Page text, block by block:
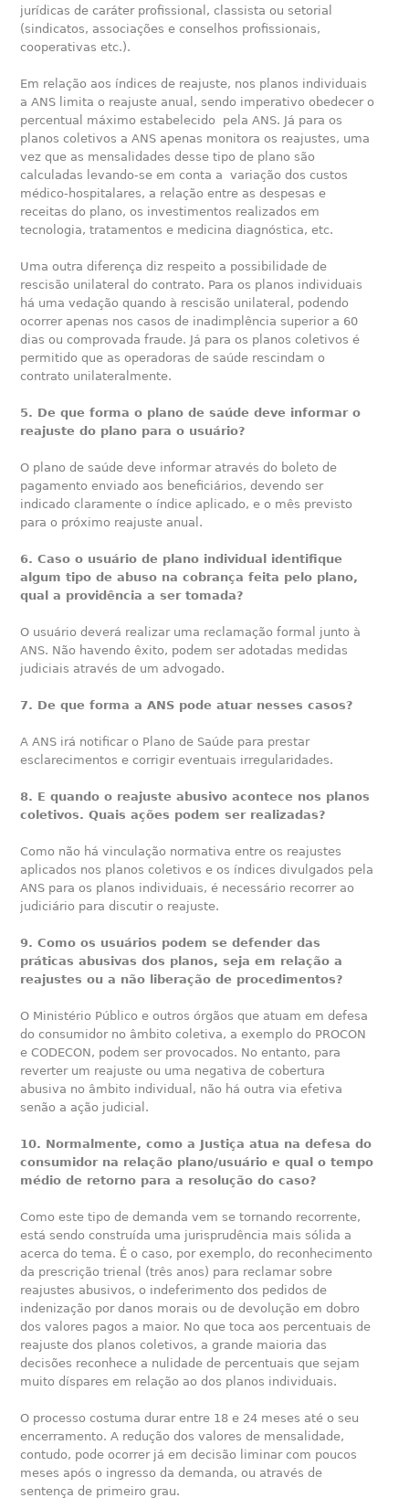
jurídicas de caráter profissional, classista ou setorial
(sindicatos, associações e conselhos profissionais,
cooperativas etc.).
Em relação aos índices de reajuste, nos planos individuais
a ANS limita o reajuste anual, sendo imperativo obedecer o
percentual máximo estabelecido pela ANS. Já para os
planos coletivos a ANS apenas monitora os reajustes, uma
vez que as mensalidades desse tipo de plano são
calculadas levando-se em conta a variação dos custos
médico-hospitalares, a relação entre as despesas e
receitas do plano, os investimentos realizados em
tecnologia, tratamentos e medicina diagnóstica, etc.
Uma outra diferença diz respeito a possibilidade de
rescisão unilateral do contrato. Para os planos individuais
há uma vedação quando à rescisão unilateral, podendo
ocorrer apenas nos casos de inadimplência superior a 60
dias ou comprovada fraude. Já para os planos coletivos é
permitido que as operadoras de saúde rescindam o
contrato unilateralmente.
5. De que forma o plano de saúde deve informar o
reajuste do plano para o usuário?
O plano de saúde deve informar através do boleto de
pagamento enviado aos beneficiários, devendo ser
indicado claramente o índice aplicado, e o mês previsto
para o próximo reajuste anual.
6. Caso o usuário de plano individual identifique
algum tipo de abuso na cobrança feita pelo plano,
qual a providência a ser tomada?
O usuário deverá realizar uma reclamação formal junto à
ANS. Não havendo êxito, podem ser adotadas medidas
judiciais através de um advogado.
7. De que forma a ANS pode atuar nesses casos?
A ANS irá notificar o Plano de Saúde para prestar
esclarecimentos e corrigir eventuais irregularidades.
8. E quando o reajuste abusivo acontece nos planos
coletivos. Quais ações podem ser realizadas?
Como não há vinculação normativa entre os reajustes
aplicados nos planos coletivos e os índices divulgados pela
ANS para os planos individuais, é necessário recorrer ao
judiciário para discutir o reajuste.
9. Como os usuários podem se defender das
práticas abusivas dos planos, seja em relação a
reajustes ou a não liberação de procedimentos?
O Ministério Público e outros órgãos que atuam em defesa
do consumidor no âmbito coletiva, a exemplo do PROCON
e CODECON, podem ser provocados. No entanto, para
reverter um reajuste ou uma negativa de cobertura
abusiva no âmbito individual, não há outra via efetiva
senão a ação judicial.
10. Normalmente, como a Justiça atua na defesa do
consumidor na relação plano/usuário e qual o tempo
médio de retorno para a resolução do caso?
Como este tipo de demanda vem se tornando recorrente,
está sendo construída uma jurisprudência mais sólida a
acerca do tema. É o caso, por exemplo, do reconhecimento
da prescrição trienal (três anos) para reclamar sobre
reajustes abusivos, o indeferimento dos pedidos de
indenização por danos morais ou de devolução em dobro
dos valores pagos a maior. No que toca aos percentuais de
reajuste dos planos coletivos, a grande maioria das
decisões reconhece a nulidade de percentuais que sejam
muito díspares em relação ao dos planos individuais.
O processo costuma durar entre 18 e 24 meses até o seu
encerramento. A redução dos valores de mensalidade,
contudo, pode ocorrer já em decisão liminar com poucos
meses após o ingresso da demanda, ou através de
sentença de primeiro grau.